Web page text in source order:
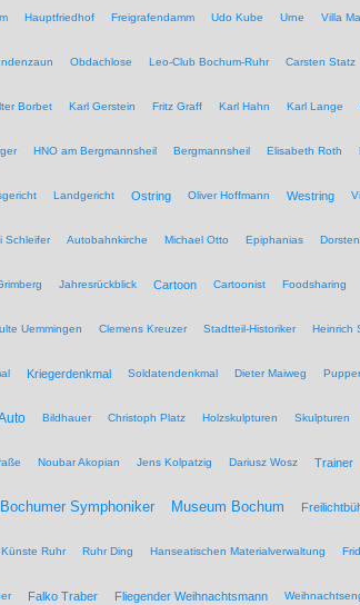
Hauptfriedhof Freigrafendamm Udo Kube Urne Villa
Obdachlose Leo-Club Bochum-Ruhr Carsten Statz
Borbet Karl Gerstein Fritz Graff Karl Hahn Karl Lange
HNO am Bergmannsheil Bergmannsheil Elisabeth Roth
Landgericht Ostring Oliver Hoffmann Westring
Schleifer Autobahnkirche Michael Otto Epiphanias
Jahresrückblick Cartoon Cartoonist Foodsharing
Uemmingen Clemens Kreuzer Stadtteil-Historiker Heinrich
Kriegerdenkmal Soldatendenkmal Dieter Maiweg
Bildhauer Christoph Platz Holzskulpturen Skulpturen
Noubar Akopian Jens Kolpatzig Dariusz Wosz Trainer
Bochumer Symphoniker Museum Bochum
Ruhr Ruhr Ding Hanseatischen Materialverwaltung
Falko Traber Fliegender Weihnachtsmann